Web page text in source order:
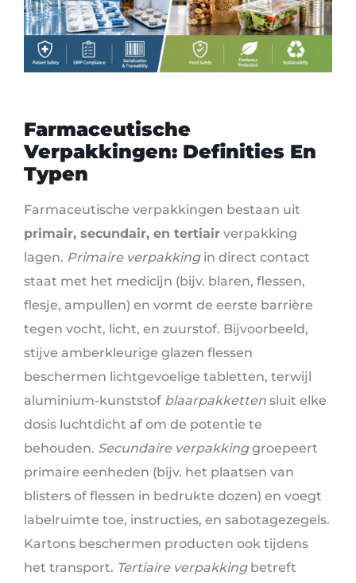
Farmaceutische
Verpakkingen: Definities En
Typen
Farmaceutische verpakkingen bestaan ​​uit
primair, secundair, en tertiair verpakking
lagen. Primaire verpakkingin direct contact
staat met het medicijn (bijv. blaren, flessen,
flesje, ampullen) en vormt de eerste barrière
tegen vocht, licht, en zuurstof. Bijvoorbeeld,
stijve amberkleurige glazen flessen
beschermen lichtgevoelige tabletten, terwijl
aluminium-kunststof blaarpakketten sluit elke
dosis luchtdicht af om de potentie te
behouden. Secundaire verpakkinggroepeert
primaire eenheden (bijv. het plaatsen van
blisters of flessen in bedrukte dozen) en voegt
labelruimte toe, instructies, en sabotagezegels.
Kartons beschermen producten ook tijdens
het transport. Tertiaire verpakkingbetreft